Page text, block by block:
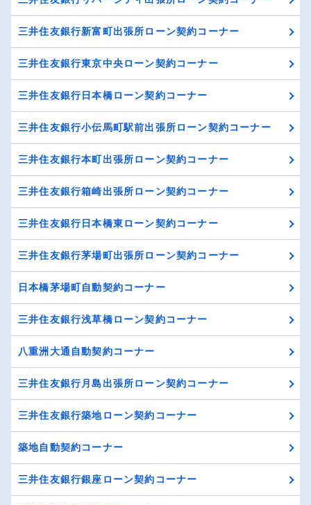
三井住友銀行新富町出張所ローン契約コーナー
三井住友銀行東京中央ローン契約コーナー
三井住友銀行日本橋ローン契約コーナー
三井住友銀行小伝馬町駅前出張所ローン契約コーナー
三井住友銀行本町出張所ローン契約コーナー
三井住友銀行箱崎出張所ローン契約コーナー
三井住友銀行日本橋東ローン契約コーナー
三井住友銀行茅場町出張所ローン契約コーナー
日本橋茅場町自動契約コーナー
三井住友銀行浅草橋ローン契約コーナー
八重洲大通自動契約コーナー
三井住友銀行月島出張所ローン契約コーナー
三井住友銀行築地ローン契約コーナー
築地自動契約コーナー
三井住友銀行銀座ローン契約コーナー